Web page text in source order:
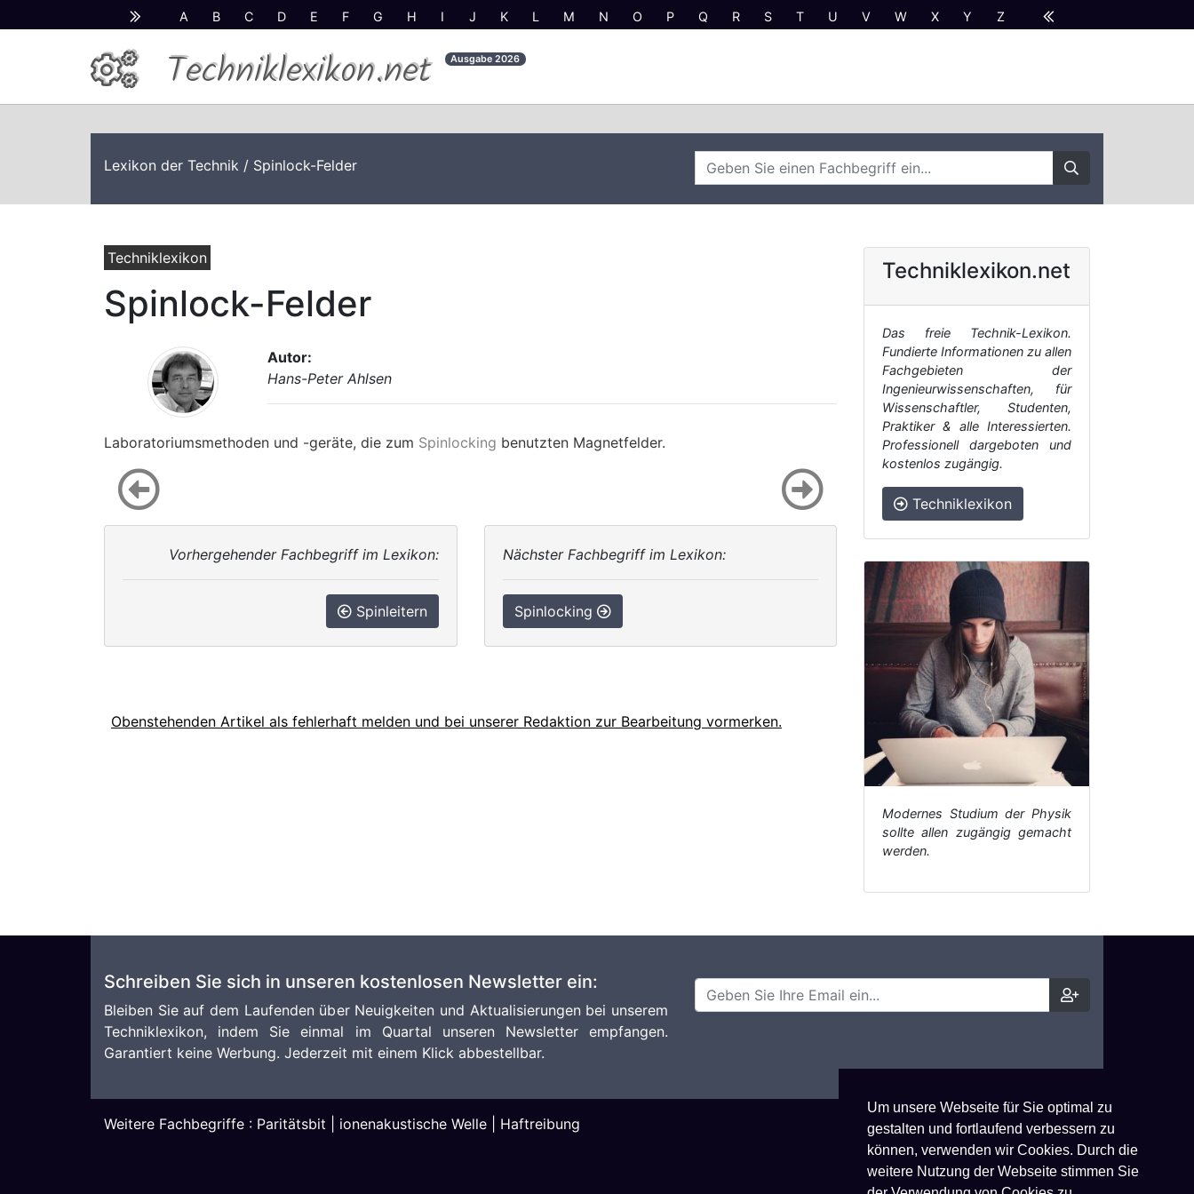
Um unsere Webseite für Sie optimal zu
gestalten und fortlaufend verbessern zu
können, verwenden wir Cookies. Durch die
weitere Nutzung der Webseite stimmen Sie
A B C D E F G H I J K L M N O P Q R S T U V W X Y Z
Techniklexikon.net Ausgabe2026
Lexikon der Technik / Spinlock-Felder
Techniklexikon
Spinlock-Felder
Autor:
Hans-Peter Ahlsen
Laboratoriumsmethoden und -geräte, die zum Spinlocking benutzten Magnetfelder.
Vorhergehender Fachbegriff im Lexikon:
Spinleitern
Nächster Fachbegriff im Lexikon:
Spinlocking
Obenstehenden Artikel als fehlerhaft melden und bei unserer Redaktion zur Bearbeitung vormerken.
Techniklexikon.net
Das freie Technik-Lexikon.
Fundierte Informationen zu allen
Fachgebieten der
Ingenieurwissenschaften, für
Wissenschaftler, Studenten,
Praktiker & alle Interessierten.
Professionell dargeboten und
kostenlos zugängig.
Techniklexikon
Modernes Studium der Physik
sollte allen zugängig gemacht
werden.
Schreiben Sie sich in unseren kostenlosen Newsletter ein:
Bleiben Sie auf dem Laufenden über Neuigkeiten und Aktualisierungen bei unserem
Techniklexikon, indem Sie einmal im Quartal unseren Newsletter empfangen.
Garantiert keine Werbung. Jederzeit mit einem Klick abbestellbar.
Weitere Fachbegriffe : Paritätsbit ionenakustische Welle Haftreibung